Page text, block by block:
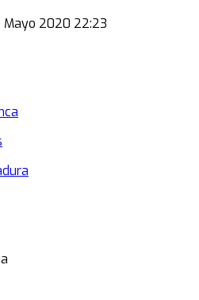
Mayo 2020 22:23